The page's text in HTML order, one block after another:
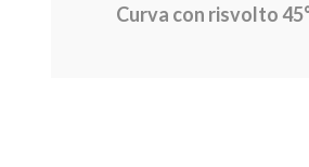
Curva con risvolto